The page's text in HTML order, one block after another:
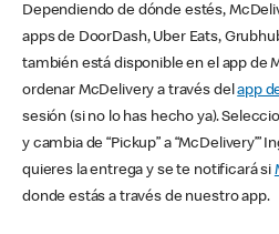
Dependiendo de dónde estés,
apps de DoorDash, Uber Eats,
también está disponible en el app de
ordenar McDelivery a través delapp
sesión (si no lo has hecho ya).
y cambia de “Pickup” a “McDelivery’”
quieres la entrega y se te notificará si
donde estás a través de nuestro app.